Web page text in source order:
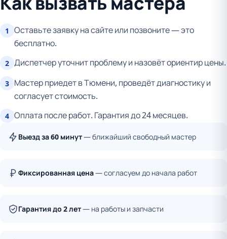
1
Оставьте заявку на сайте или позвоните — это
бесплатно.
2 Диспетчер уточнит проблему и назовёт ориентир цены.
3 Мастер приедет в Тюмени, проведёт диагностику и
согласует стоимость.
4 Оплата после работ. Гарантия до 24 месяцев.
Выезд за 60 минут— ближайший свободный мастер
Фиксированная цена— согласуем до начала работ
Гарантия до 2 лет— на работы и запчасти